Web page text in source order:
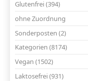
Glutenfrei (394)
ohne Zuordnung
Sonderposten (2)
Kategorien (8174)
Vegan (1502)
Laktosefrei (931)